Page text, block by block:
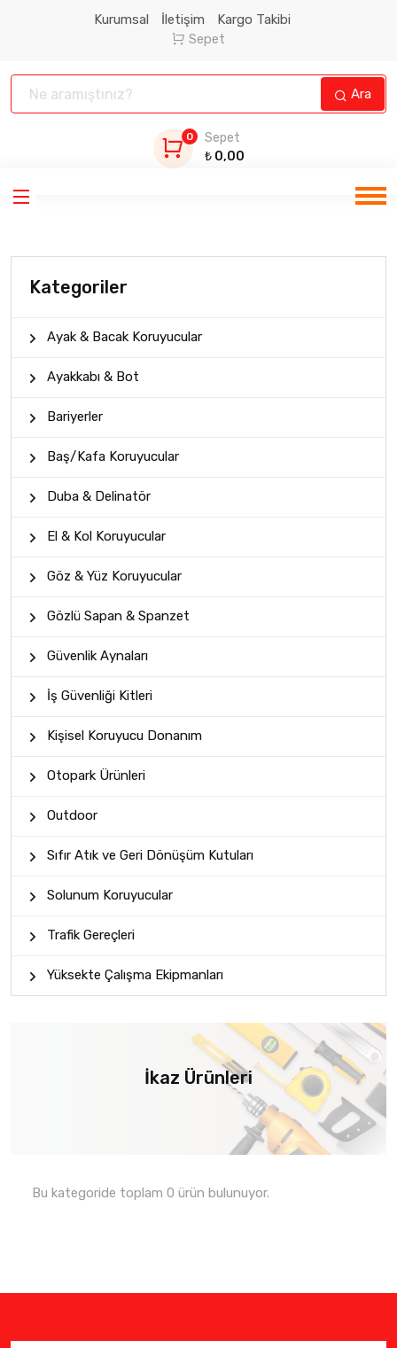
Kurumsal İletişim
Kargo Takibi
Sepet
Ara
0
Sepet
₺ 0,00
Kategoriler
Ayak & Bacak Koruyucular
Ayakkabı & Bot
Bariyerler
Baş/Kafa Koruyucular
Duba & Delinatör
El & Kol Koruyucular
Göz & Yüz Koruyucular
Gözlü Sapan & Spanzet
Güvenlik Aynaları
İş Güvenliği Kitleri
Kişisel Koruyucu Donanım
Otopark Ürünleri
Outdoor
Sıfır Atık ve Geri Dönüşüm Kutuları
Solunum Koruyucular
Trafik Gereçleri
Yüksekte Çalışma Ekipmanları
İkaz Ürünleri
Bu kategoride toplam 0 ürün bulunuyor.